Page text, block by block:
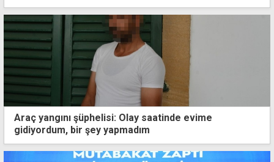
Araç yangını şüphelisi: Olay saatinde evime
gidiyordum, bir şey yapmadım